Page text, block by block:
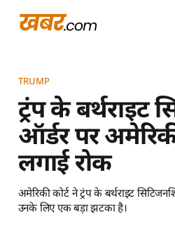
TRUMP
ट्रंप के बर्थराइट
ऑर्डर पर
लगाई रोक
अमेरिकी कोर्ट ने ट्रंप के बर्थराइट
उनके लिए एक बड़ा झटका है।